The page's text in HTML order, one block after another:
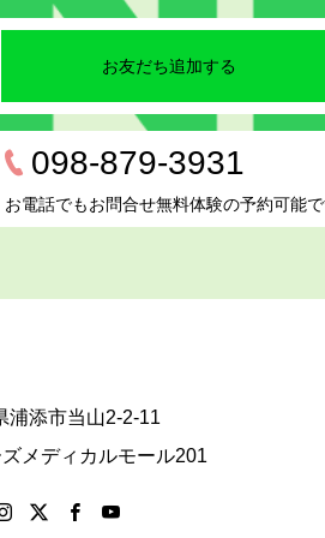
お友だち追加する
098-879-3931
お電話でもお問合せ無料体験の予約可能
浦添市当山2-2-11
メディカルモール201